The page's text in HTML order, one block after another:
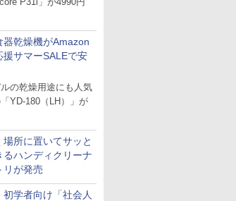
器乾燥機がAmazon
援サマーSALEで安
の乾燥用途にも人気
YD-180（LH）」が
場所に置いてサッと
るハンディクリーナ
リが発売
初学者向け「社会人